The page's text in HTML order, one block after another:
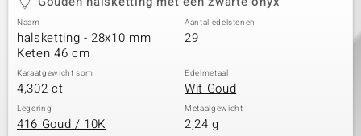
Naam
halsketting - 28x10 mm
Keten 46 cm
Aantal edelstenen
29
Karaatgewicht som
4,302 ct
Edelmetaal
Wit Goud
Legering
416 Goud / 10K
Metaalgewicht
2,24 g